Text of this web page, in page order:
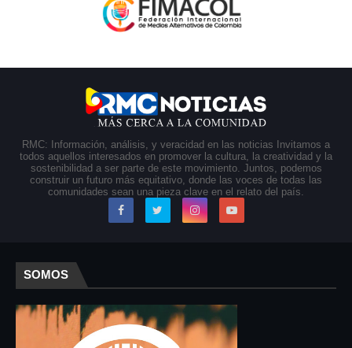
RMC: Información, análisis, y veracidad en las noticias Invitamos a
todos aquellos interesados en promover la cultura, la creatividad y la
sostenibilidad a ser parte de este movimiento. Juntos, podemos
construir un futuro más equitativo, donde las voces de todas las
comunidades sean una pieza clave en el relato del país.
SOMOS